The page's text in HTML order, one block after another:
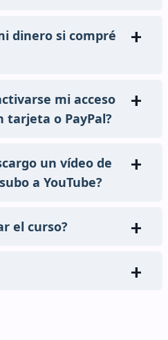
dinero si compré
mi acceso
tarjeta o PayPal?
un vídeo de
a YouTube?
el curso?